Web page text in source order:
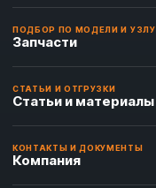
ПОДБОР ПО МОДЕЛИ И УЗЛУ
Запчасти
СТАТЬИ И ОТГРУЗКИ
Статьи и материалы
КОНТАКТЫ И ДОКУМЕНТЫ
Компания